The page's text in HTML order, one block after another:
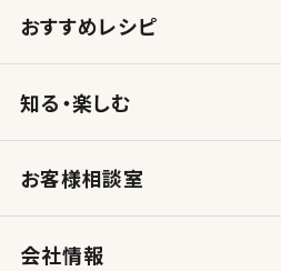
おすすめレシピ
知る・楽しむ
お客様相談室
会社情報